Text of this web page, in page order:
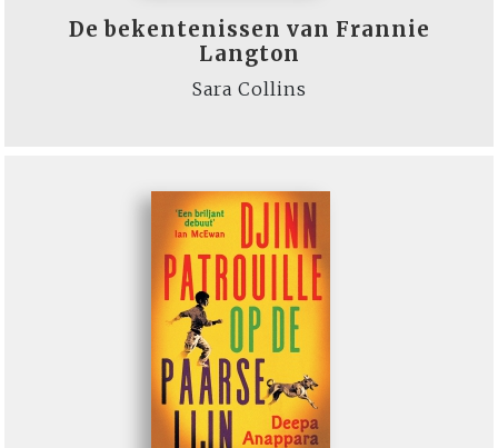
De bekentenissen van Frannie
Langton
Sara Collins